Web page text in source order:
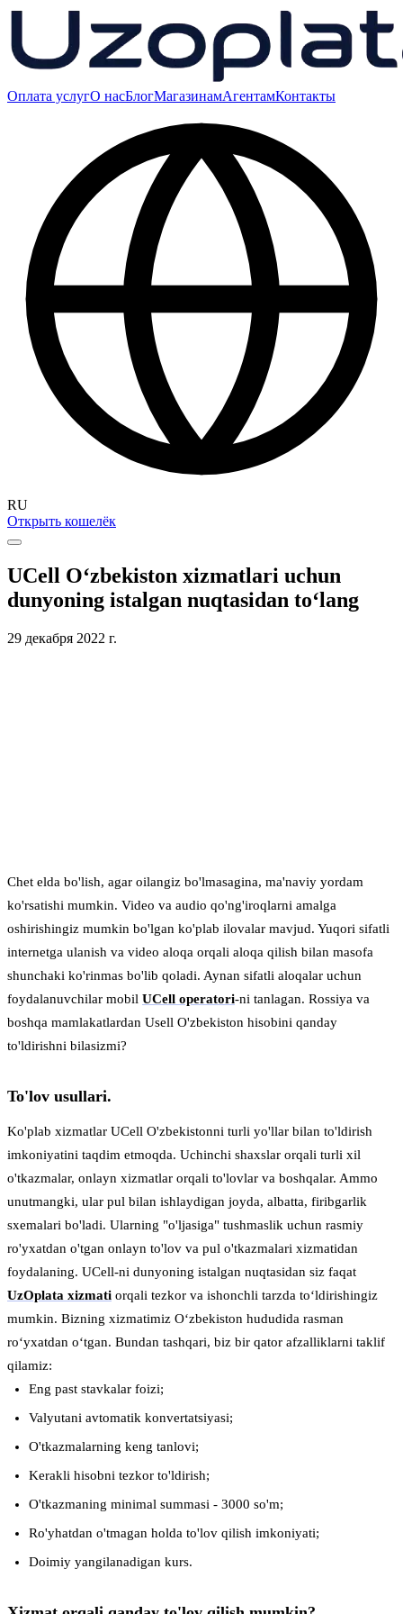
Оплата услугО насБлогМагазинамАгентамКонтакты
RU
Открыть кошелёк
UCell O‘zbekiston xizmatlari uchun
dunyoning istalgan nuqtasidan to‘lang
29 декабря 2022 г.
Chet elda bo'lish, agar oilangiz bo'lmasagina, ma'naviy yordam
ko'rsatishi mumkin. Video va audio qo'ng'iroqlarni amalga
oshirishingiz mumkin bo'lgan ko'plab ilovalar mavjud. Yuqori sifatli
internetga ulanish va video aloqa orqali aloqa qilish bilan masofa
shunchaki ko'rinmas bo'lib qoladi. Aynan sifatli aloqalar uchun
foydalanuvchilar mobil UCell operatori-ni tanlagan. Rossiya va
boshqa mamlakatlardan Usell O'zbekiston hisobini qanday
to'ldirishni bilasizmi?
To'lov usullari.
Ko'plab xizmatlar UCell O'zbekistonni turli yo'llar bilan to'ldirish
imkoniyatini taqdim etmoqda. Uchinchi shaxslar orqali turli xil
o'tkazmalar, onlayn xizmatlar orqali to'lovlar va boshqalar. Ammo
unutmangki, ular pul bilan ishlaydigan joyda, albatta, firibgarlik
sxemalari bo'ladi. Ularning "o'ljasiga" tushmaslik uchun rasmiy
ro'yxatdan o'tgan onlayn to'lov va pul o'tkazmalari xizmatidan
foydalaning. UCell-ni dunyoning istalgan nuqtasidan siz faqat
UzOplata xizmati orqali tezkor va ishonchli tarzda to‘ldirishingiz
mumkin. Bizning xizmatimiz O‘zbekiston hududida rasman
ro‘yxatdan o‘tgan. Bundan tashqari, biz bir qator afzalliklarni taklif
qilamiz:
Eng past stavkalar foizi;
Valyutani avtomatik konvertatsiyasi;
O'tkazmalarning keng tanlovi;
Kerakli hisobni tezkor to'ldirish;
O'tkazmaning minimal summasi - 3000 so'm;
Ro'yhatdan o'tmagan holda to'lov qilish imkoniyati;
Doimiy yangilanadigan kurs.